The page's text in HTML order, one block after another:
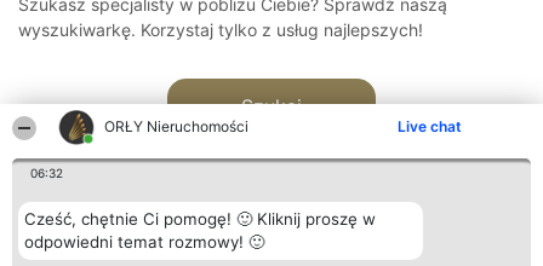
ORŁY Nieruchomości Live chat
06:32
Cześć, chętnie Ci pomogę! 🙂 Kliknij proszę w
odpowiedni temat rozmowy! 🙂
Szukasz specjalisty w pobliżu Ciebie? Sprawdź naszą
wyszukiwarkę. Korzystaj tylko z usług najlepszych!
Szukaj